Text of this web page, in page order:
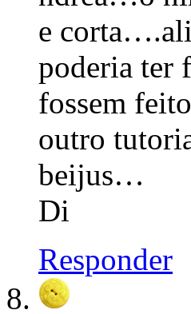
e
poderia ter
fossem
outro
beijus…
Di
Responder